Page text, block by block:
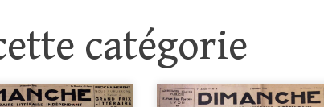
catégorie